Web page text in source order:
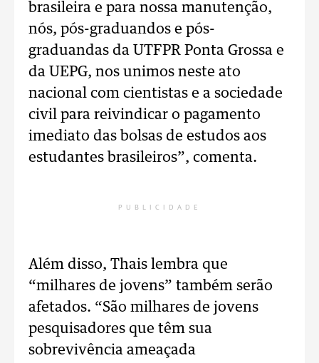
brasileira e para nossa manutenção,
nós, pós-graduandos e pós-
graduandas da UTFPR Ponta Grossa e
da UEPG, nos unimos neste ato
nacional com cientistas e a sociedade
civil para reivindicar o pagamento
imediato das bolsas de estudos aos
estudantes brasileiros”, comenta.
PUBLICIDADE
Além disso, Thais lembra que
“milhares de jovens” também serão
afetados. “São milhares de jovens
pesquisadores que têm sua
sobrevivência ameaçada